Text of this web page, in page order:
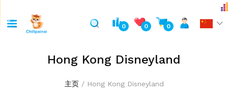
0 0 0
Hong Kong Disneyland
主页 Hong Kong Disneyland